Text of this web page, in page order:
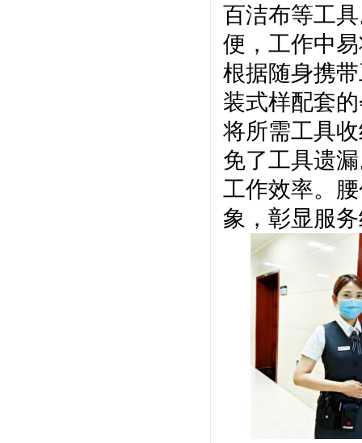
百洁布等工
便，工作中
根据随身携
装式样配套
将所需工具
免了工具遗
工作效率。
象，彰显服